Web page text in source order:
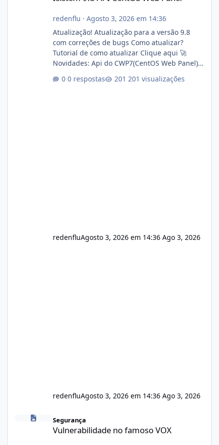
redenflu · Agosto 3, 2026 em 14:36
Atualização! Atualização para a versão 9.8
com correções de bugs Como atualizar?
Tutorial de como atualizar Clique aqui 🚀
Novidades: Api do CWP7(CentOS Web Panel)
autorizado a usasr o isistem:
0 respostas 201 visualizações
redenfluAgosto 3, 2026 em 14:36 Ago 3, 2026
redenfluAgosto 3, 2026 em 14:36 Ago 3, 2026
Segurança
Vulnerabilidade no famoso VOX